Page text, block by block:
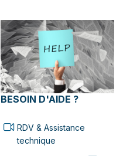
BESOIN D'AIDE ?
RDV & Assistance
technique